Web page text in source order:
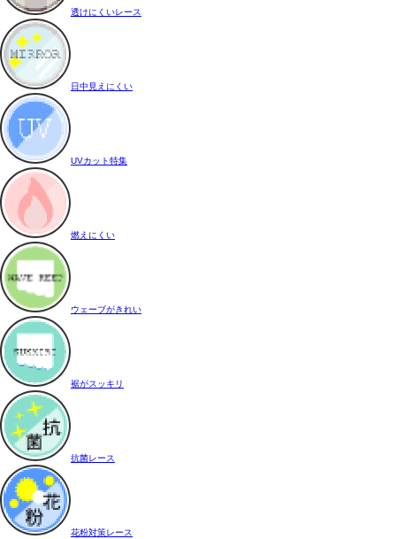
透けにくいレース
日中見えにくい
UVカット特集
燃えにくい
ウェーブがきれい
裾がスッキリ
抗菌レース
花粉対策レース